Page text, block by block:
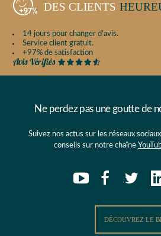
DES CLIENTS
14 jours pour changer d'avis.
Service client gratuit.
+97% de satisfaction
Ne perdez pas une goutte de
Suivez nos actus sur les réseaux
conseils sur notre chaîne
DÉCOUVREZ LE